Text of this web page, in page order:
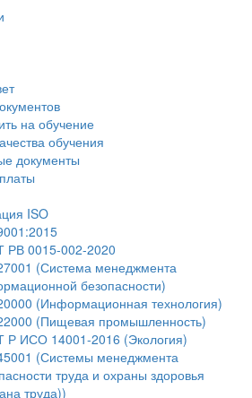
на обучение
обучения
документы
ISO
РВ 0015-002-2020
(Система менеджмента
безопасности)
(Информационная технология)
(Пищевая промышленность)
Р ИСО 14001-2016 (Экология)
(Системы менеджмента
труда и охраны здоровья
труда))